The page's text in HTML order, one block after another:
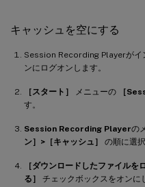
キャッシュを空にする
Session Recording Playerがイ
ンにログオンします。
［スタート］ メニューの ［
す。
Session Recording Playerの
ン］>［キャッシュ］
の順に選
［ダウンロードしたファイル
る］
チェックボックスをオンに